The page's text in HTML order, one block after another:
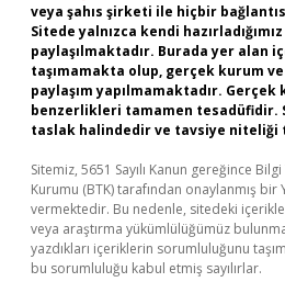
veya şahıs şirketi ile hiçbir
Sitede yalnızca kendi
paylaşılmaktadır. Burada yer alan
taşımamakta olup, gerçek kurum
paylaşım yapılmamaktadır.
benzerlikleri tamamen tesadüfidir.
taslak halindedir ve tavsiye niteliği
Sitemiz, 5651 Sayılı Kanun gereğince
Kurumu (BTK) tarafından onaylanmış bir
vermektedir. Bu nedenle, sitedeki
veya araştırma yükümlülüğümüz
yazdıkları içeriklerin sorumluluğunu
bu sorumluluğu kabul etmiş sayılırlar.